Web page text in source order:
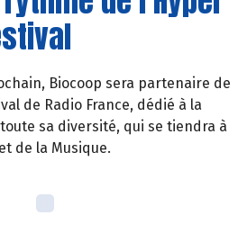
Biocoop sera partenaire de
de Radio France, dédié à la
sa diversité, qui se tiendra à
de la Musique.